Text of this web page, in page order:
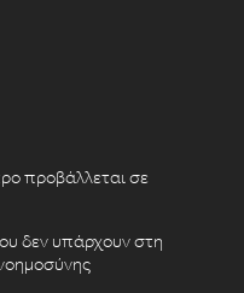
προβάλλεται σε
δεν υπάρχουν στη